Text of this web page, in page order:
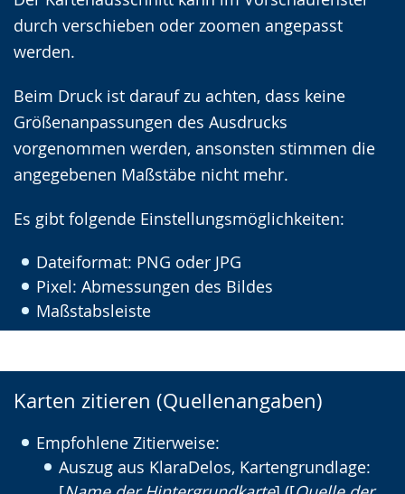
durch verschieben oder zoomen angepasst
werden.
Beim Druck ist darauf zu achten, dass keine
Größenanpassungen des Ausdrucks
vorgenommen werden, ansonsten stimmen die
angegebenen Maßstäbe nicht mehr.
Es gibt folgende Einstellungsmöglichkeiten:
Dateiformat: PNG oder JPG
Pixel: Abmessungen des Bildes
Maßstabsleiste
Karten zitieren (Quellenangaben)
Empfohlene Zitierweise:
Auszug aus KlaraDelos, Kartengrundlage: